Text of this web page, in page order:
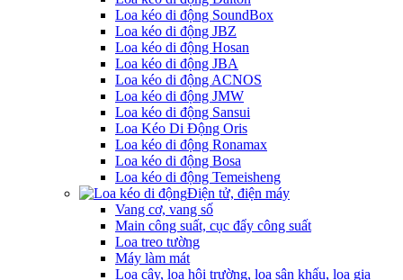
Loa kéo di động SoundBox
Loa kéo di động JBZ
Loa kéo di động Hosan
Loa kéo di động JBA
Loa kéo di động ACNOS
Loa kéo di động JMW
Loa kéo di động Sansui
Loa Kéo Di Động Oris
Loa kéo di động Ronamax
Loa kéo di động Bosa
Loa kéo di động Temeisheng
Điện tử, điện máy
Vang cơ, vang số
Main công suất, cục đẩy công suất
Loa treo tường
Máy làm mát
Loa cây, loa hội trường, loa sân khấu, loa gia